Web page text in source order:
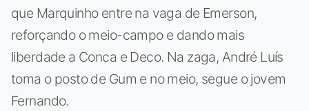
que Marquinho entre na vaga de Emerson,
reforçando o meio-campo e dando mais
liberdade a Conca e Deco. Na zaga, André Luís
toma o posto de Gum e no meio, segue o jovem
Fernando.